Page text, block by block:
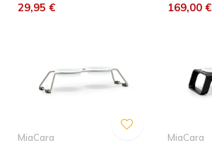
29,95 €
169,00 €
MiaCara MiaCara